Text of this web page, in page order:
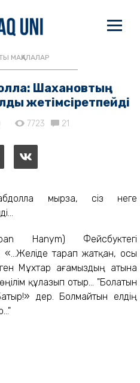
МАҚАЛАЛАР
Шахановтың
жетімсіретпейді
7723 21
мырза, сіз неге
Hanym) Фейсбуктегі
тарап жатқан, осы
Мұхтар ағамыздың атына
құлазып отыр... "Болатын
дер. Болмайтын елдің